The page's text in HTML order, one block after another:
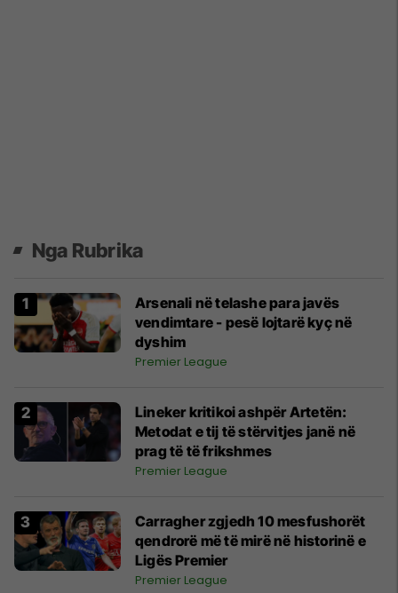
Nga Rubrika
Arsenali në telashe para javës
vendimtare - pesë lojtarë kyç në
dyshim
Premier League
Lineker kritikoi ashpër Artetën:
Metodat e tij të stërvitjes janë në
prag të të frikshmes
Premier League
Carragher zgjedh 10 mesfushorët
qendrorë më të mirë në historinë e
Ligës Premier
Premier League